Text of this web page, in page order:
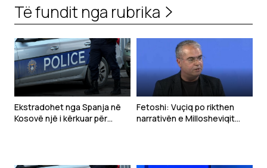
Të fundit nga rubrika
Ekstradohet nga Spanja në
Kosovë një i kërkuar për
Fetoshi: Vuçiq po rikthen
narrativën e Millosheviqit